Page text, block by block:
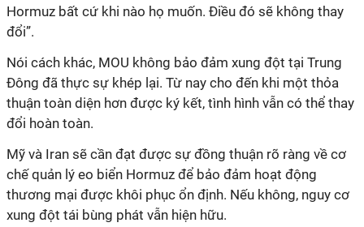
Hormuz bất cứ khi nào họ muốn. Điều đó sẽ không thay
đổi”.
Nói cách khác, MOU không bảo đảm xung đột tại Trung
Đông đã thực sự khép lại. Từ nay cho đến khi một thỏa
thuận toàn diện hơn được ký kết, tình hình vẫn có thể thay
đổi hoàn toàn.
Mỹ và Iran sẽ cần đạt được sự đồng thuận rõ ràng về cơ
chế quản lý eo biển Hormuz để bảo đảm hoạt động
thương mại được khôi phục ổn định. Nếu không, nguy cơ
xung đột tái bùng phát vẫn hiện hữu.